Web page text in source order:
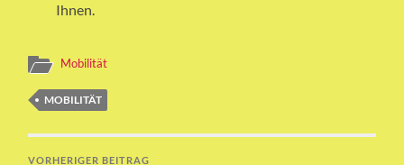
Ihnen.
Mobilität
MOBILITÄT
VORHERIGER BEITRAG